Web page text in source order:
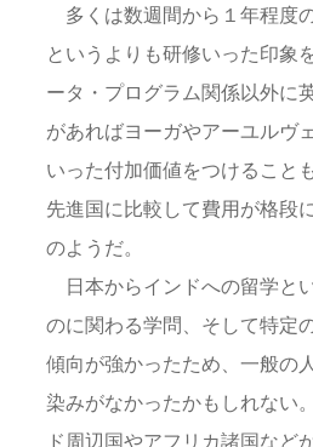
多くは数週間から１年程度
というよりも研修いった印象
ータ・プログラム関係以外に
があればヨーガやアーユルヴ
いった付加価値をつけること
先進国に比較して費用が格段
のようだ。
日本からインドへの留学と
のに関わる学問、そして特定
傾向が強かったため、一般の
染みがなかったかもしれない
ド周辺国やアフリカ諸国など